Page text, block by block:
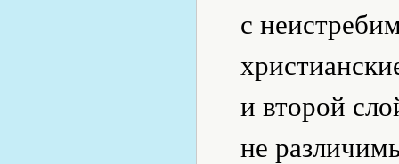
с
и второй
не